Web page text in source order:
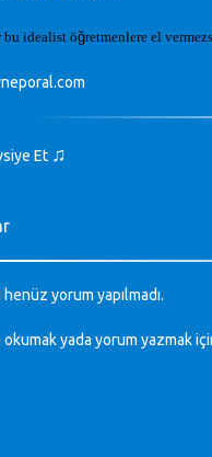
bu idealist öğretmenlere el
Et ♫
henüz yorum yapılmadı.
okumak yada yorum yazmak